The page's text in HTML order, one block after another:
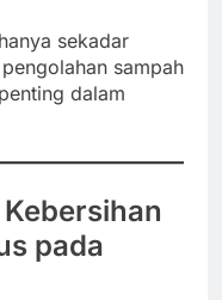
sekadar
sampah
dalam
pada